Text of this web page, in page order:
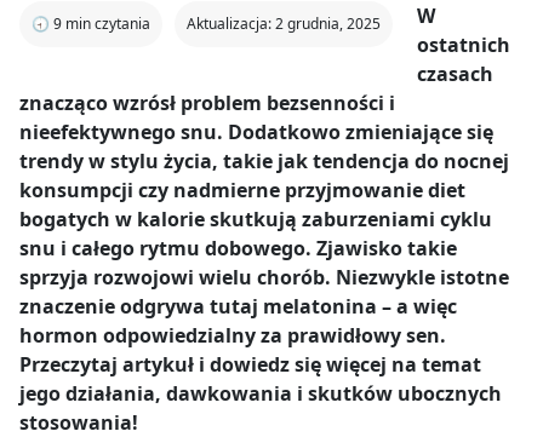
🕣 9 min czytania Aktualizacja: 2 grudnia, 2025
W
ostatnich
czasach
znacząco wzrósł problem bezsenności i
nieefektywnego snu. Dodatkowo zmieniające się
trendy w stylu życia, takie jak tendencja do nocnej
konsumpcji czy nadmierne przyjmowanie diet
bogatych w kalorie skutkują zaburzeniami cyklu
snu i całego rytmu dobowego. Zjawisko takie
sprzyja rozwojowi wielu chorób. Niezwykle istotne
znaczenie odgrywa tutaj melatonina – a więc
hormon odpowiedzialny za prawidłowy sen.
Przeczytaj artykuł i dowiedz się więcej na temat
jego działania, dawkowania i skutków ubocznych
stosowania!